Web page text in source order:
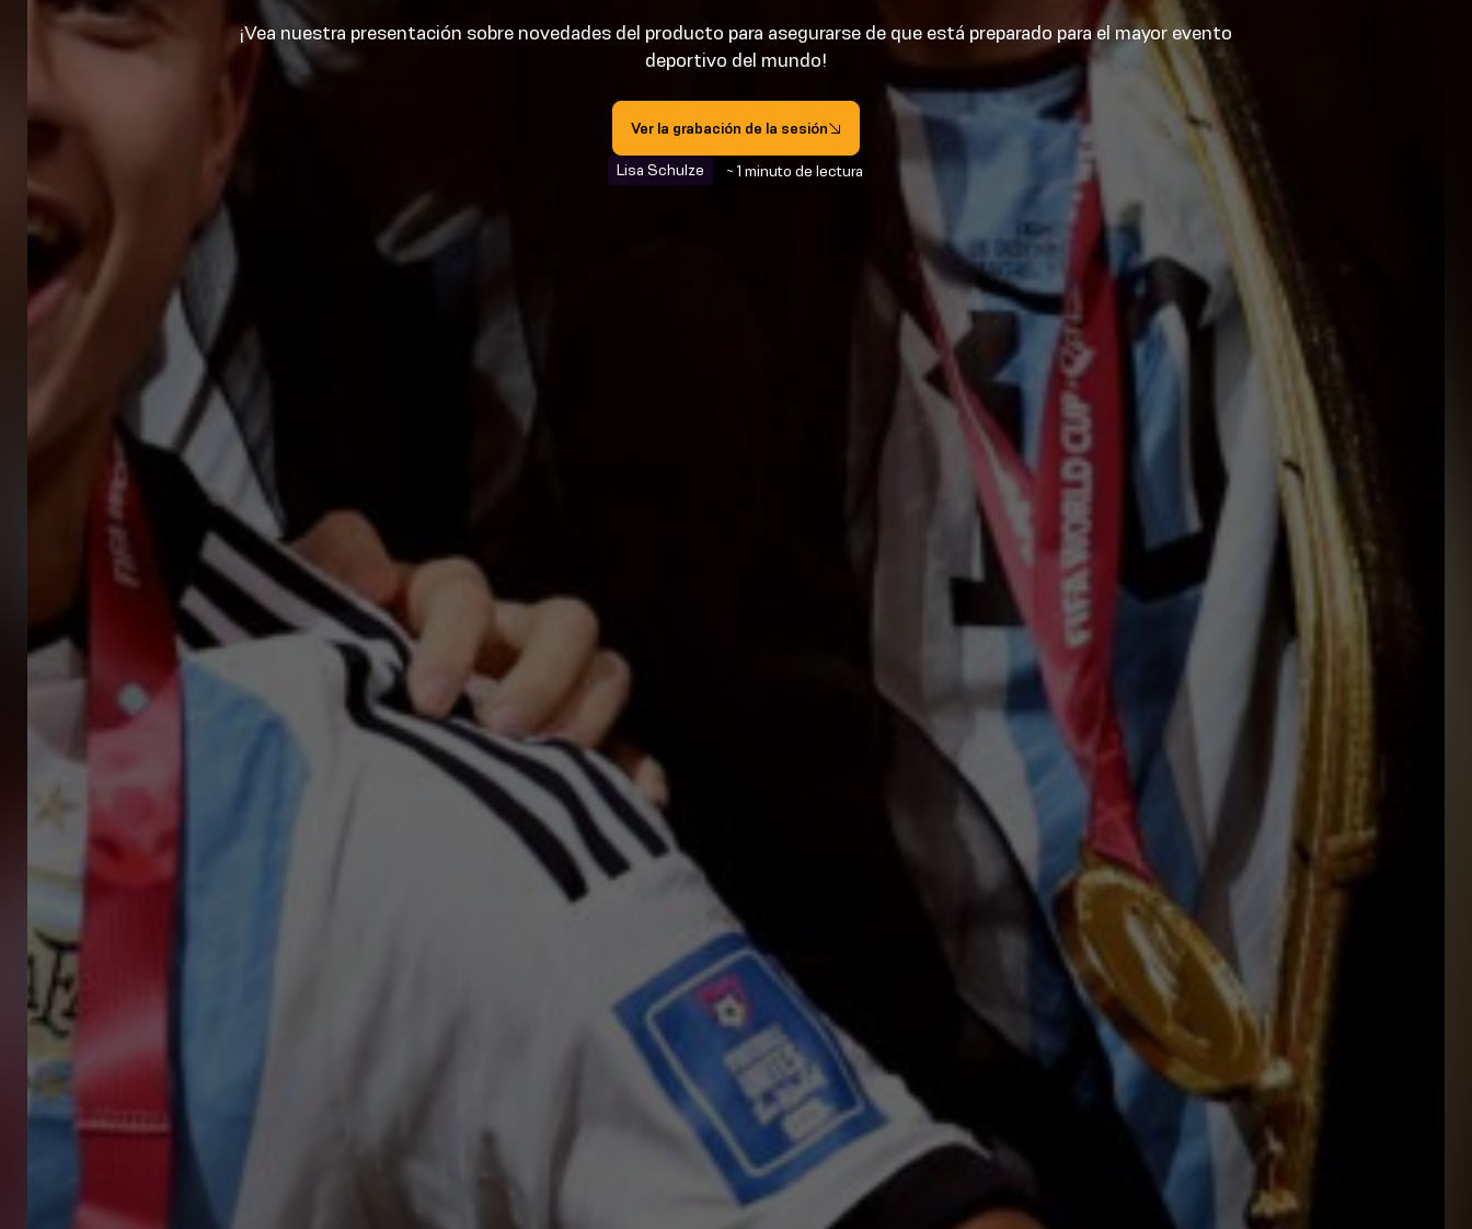
¡Vea nuestra presentación sobre novedades del producto para asegurarse de que está preparado para el mayor evento
deportivo del mundo!
Ver la grabación de la sesión
Lisa Schulze ~ 1 minuto de lectura